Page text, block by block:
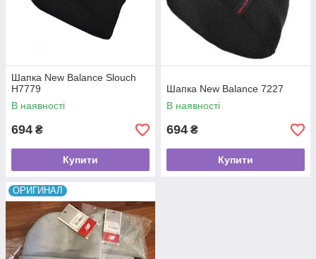
Шапка New Balance Slouch
H7779
В наявності
694 ₴
Купити
Шапка New Balance 7227
В наявності
694 ₴
Купити
ОРИГИНАЛ